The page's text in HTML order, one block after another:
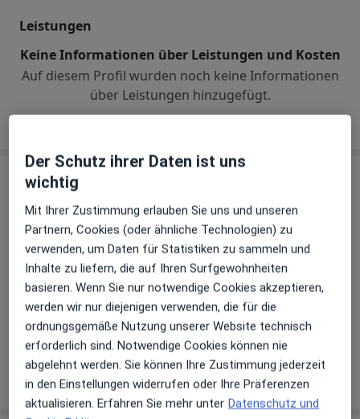
Leistungen
Keine Informationen über Leistungen und Kosten
Auf diesem Profil wurden noch keine Informationen
über Leistungen hinzugefügt.
Sind Sie Dr. med. vet. Paul Amon?
Hinterlegen Sie kostenlos ein Portraitbild, Ihre
Sprechzeiten und Leistungen. Dadurch werden Sie
besser gefunden. Lassen Sie sich außerdem bereits
vor Veröffentlichung kostenfrei über neue
Patienten-Feedbacks per E-Mail informieren.
Jetzt als Arzt anmelden
Der Schutz ihrer Daten ist uns
wichtig
Mit Ihrer Zustimmung erlauben Sie uns und unseren
Partnern, Cookies (oder ähnliche Technologien) zu
verwenden, um Daten für Statistiken zu sammeln und
Inhalte zu liefern, die auf Ihren Surfgewohnheiten
basieren. Wenn Sie nur notwendige Cookies akzeptieren,
werden wir nur diejenigen verwenden, die für die
ordnungsgemäße Nutzung unserer Website technisch
erforderlich sind. Notwendige Cookies können nie
abgelehnt werden. Sie können Ihre Zustimmung jederzeit
in den Einstellungen widerrufen oder Ihre Präferenzen
aktualisieren. Erfahren Sie mehr unter Datenschutz und